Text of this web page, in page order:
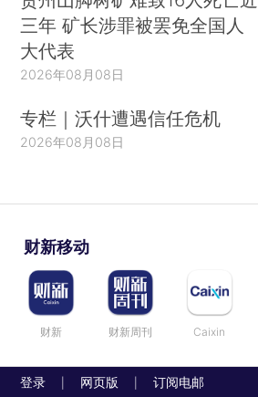
三年 矿长涉罪被罢免全国人
大代表
2026年08月08日
专栏｜沃什遭遇信任危机
2026年08月08日
财新移动
财新 财新周刊 Caixin
登录 网页版 订阅电邮